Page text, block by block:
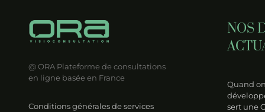
@ ORA Plateforme de consultations
en ligne basée en France
Conditions générales de services
NOS
Quand
sert une